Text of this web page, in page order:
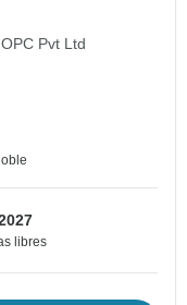
Pvt Ltd
libres